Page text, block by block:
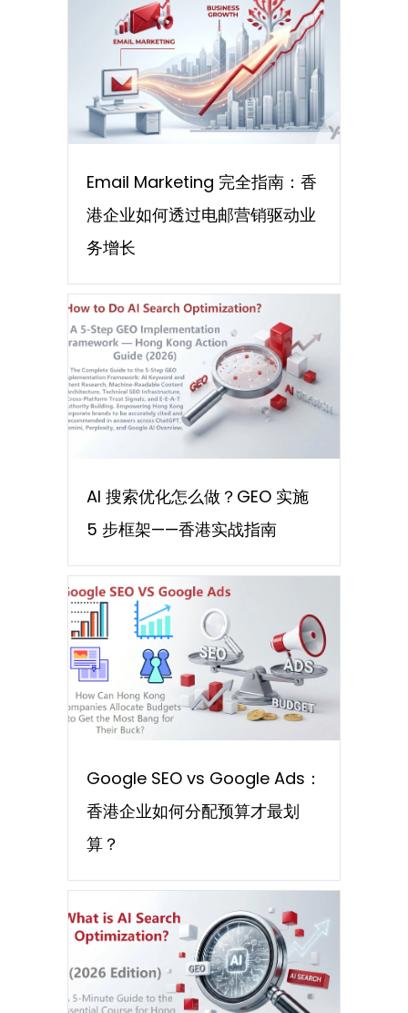
Email Marketing 完全指南：香
港企业如何透过电邮营销驱动业
务增长
AI 搜索优化怎么做？GEO 实施
5 步框架——香港实战指南
Google SEO vs Google Ads：
香港企业如何分配预算才最划
算？